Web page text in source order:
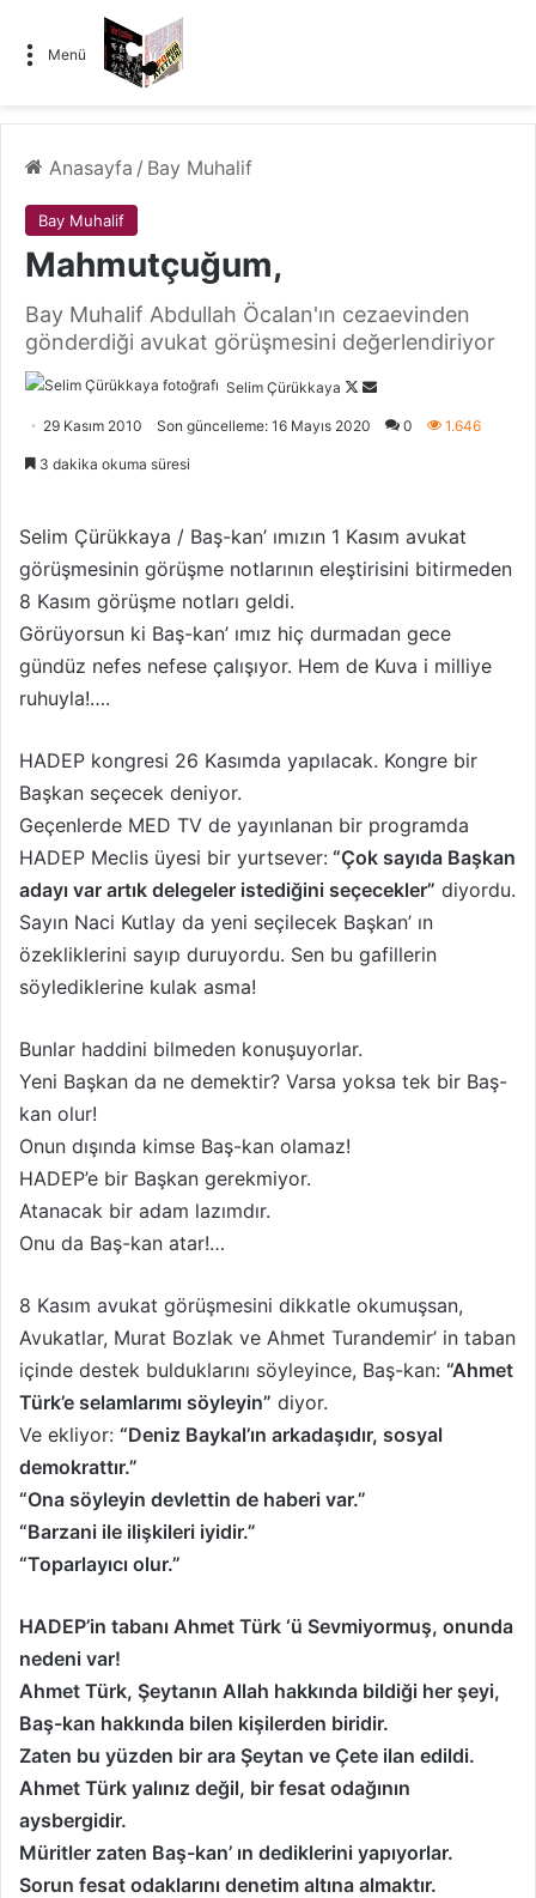
Menü
Anasayfa / Bay Muhalif
Bay Muhalif
Mahmutçuğum,
Bay Muhalif Abdullah Öcalan'ın cezaevinden
gönderdiği avukat görüşmesini değerlendiriyor
Selim Çürükkaya
F
o
w
o
p
o
a
g
r
29 Kasım 2010 Son güncelleme: 16 Mayıs 2020 0 1.646
3 dakika okuma süresi
Selim Çürükkaya / Baş-kan’ ımızın 1 Kasım avukat
görüşmesinin görüşme notlarının eleştirisini bitirmeden
8 Kasım görüşme notları geldi.
Görüyorsun ki Baş-kan’ ımız hiç durmadan gece
gündüz nefes nefese çalışıyor. Hem de Kuva i milliye
ruhuyla!….
HADEP kongresi 26 Kasımda yapılacak. Kongre bir
Başkan seçecek deniyor.
Geçenlerde MED TV de yayınlanan bir programda
HADEP Meclis üyesi bir yurtsever: “Çok sayıda Başkan
adayı var artık delegeler istediğini seçecekler” diyordu.
Sayın Naci Kutlay da yeni seçilecek Başkan’ ın
özekliklerini sayıp duruyordu. Sen bu gafillerin
söylediklerine kulak asma!
Bunlar haddini bilmeden konuşuyorlar.
Yeni Başkan da ne demektir? Varsa yoksa tek bir Baş-
kan olur!
Onun dışında kimse Baş-kan olamaz!
HADEP’e bir Başkan gerekmiyor.
Atanacak bir adam lazımdır.
Onu da Baş-kan atar!…
8 Kasım avukat görüşmesini dikkatle okumuşsan,
Avukatlar, Murat Bozlak ve Ahmet Turandemir’ in taban
içinde destek bulduklarını söyleyince, Baş-kan: “Ahmet
Türk’e selamlarımı söyleyin” diyor.
Ve ekliyor: “Deniz Baykal’ın arkadaşıdır, sosyal
demokrattır.”
“Ona söyleyin devlettin de haberi var.”
“Barzani ile ilişkileri iyidir.”
“Toparlayıcı olur.”
HADEP’in tabanı Ahmet Türk ‘ü Sevmiyormuş, onunda
nedeni var!
Ahmet Türk, Şeytanın Allah hakkında bildiği her şeyi,
Baş-kan hakkında bilen kişilerden biridir.
Zaten bu yüzden bir ara Şeytan ve Çete ilan edildi.
Ahmet Türk yalınız değil, bir fesat odağının
aysbergidir.
Müritler zaten Baş-kan’ ın dediklerini yapıyorlar.
Sorun fesat odaklarını denetim altına almaktır.